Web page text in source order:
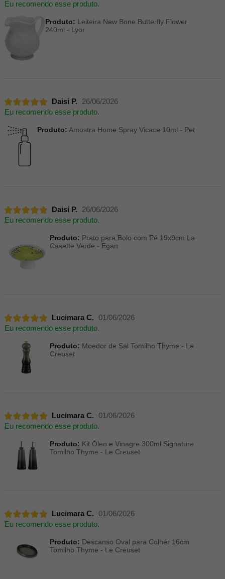
Eu recomendo esse produto.
Produto: Leiteira New Bone Butterfly Flower
240ml - Lyor
Daisi P.
26/06/2026
Eu recomendo esse produto.
Produto: Amostra Home Spray Vicace 10ml - Pet
Daisi P.
26/06/2026
Eu recomendo esse produto.
Produto: Prato para Bolo com Pé 19x9cm La
Casette Verde - Egan
Lucimara C.
01/06/2026
Eu recomendo esse produto.
Produto: Moedor de Sal Tomilho Thyme - Le
Creuset
Lucimara C.
01/06/2026
Eu recomendo esse produto.
Produto: Kit Óleo e Vinagre 300ml Signature
Tomilho Thyme - Le Creuset
Lucimara C.
01/06/2026
Eu recomendo esse produto.
Produto: Descanso Oval para Colher 16cm
Tomilho Thyme - Le Creuset